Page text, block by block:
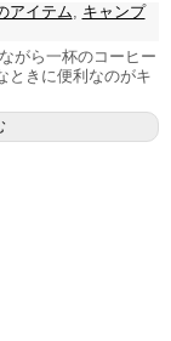
アイテム
キャンプ
がら一杯のコーヒー
ときに便利なのがキ